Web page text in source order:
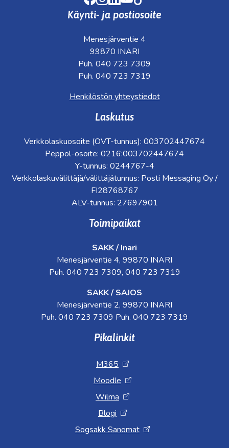
Käynti- ja postiosoite
Menesjärventie 4
99870 INARI
Puh. 040 723 7309
Puh. 040 723 7319
Henkilöstön yhteystiedot
Laskutus
Verkkolaskuosoite (OVT-tunnus): 003702447674
Peppol-osoite: 0216:003702447674
Y-tunnus: 0244767-4
Verkkolaskuvälittäjä/välittäjätunnus: Posti Messaging Oy /
FI28768767
ALV-tunnus: 27697901
Toimipaikat
SAKK / Inari
Menesjärventie 4, 99870 INARI
Puh. 040 723 7309, 040 723 7319
SAKK / SAJOS
Menesjärventie 2, 99870 INARI
Puh. 040 723 7309 Puh. 040 723 7319
Pikalinkit
M365
Moodle
Wilma
Blogi
Sogsakk Sanomat